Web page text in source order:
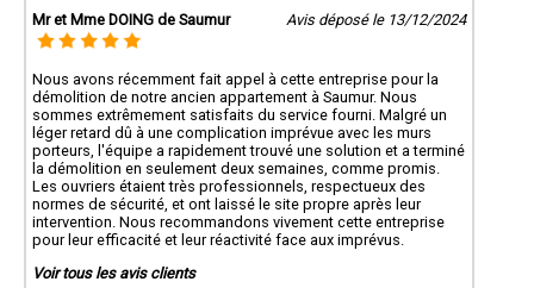
Mr et Mme DOING de Saumur
Avis déposé le 13/12/2024
Nous avons récemment fait appel à cette entreprise pour la
démolition de notre ancien appartement à Saumur. Nous
sommes extrêmement satisfaits du service fourni. Malgré un
léger retard dû à une complication imprévue avec les murs
porteurs, l'équipe a rapidement trouvé une solution et a terminé
la démolition en seulement deux semaines, comme promis.
Les ouvriers étaient très professionnels, respectueux des
normes de sécurité, et ont laissé le site propre après leur
intervention. Nous recommandons vivement cette entreprise
pour leur efficacité et leur réactivité face aux imprévus.
Voir tous les avis clients